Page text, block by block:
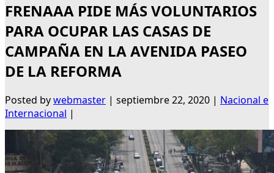
FRENAAA PIDE MÁS VOLUNTARIOS
PARA OCUPAR LAS CASAS DE
CAMPAÑA EN LA AVENIDA PASEO
DE LA REFORMA
Posted bywebmaster | septiembre 22, 2020 | Nacional e
Internacional |